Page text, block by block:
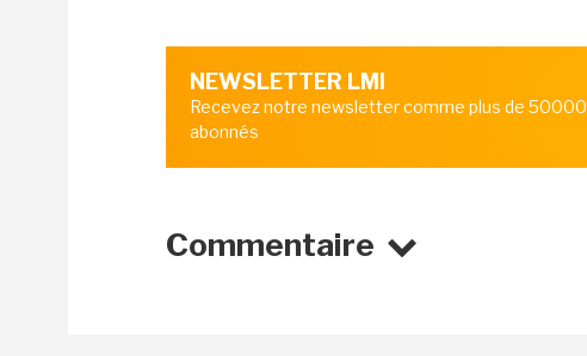
NEWSLETTER LMI
Recevez notre newsletter comme plus de 50000
abonnés
Commentaire